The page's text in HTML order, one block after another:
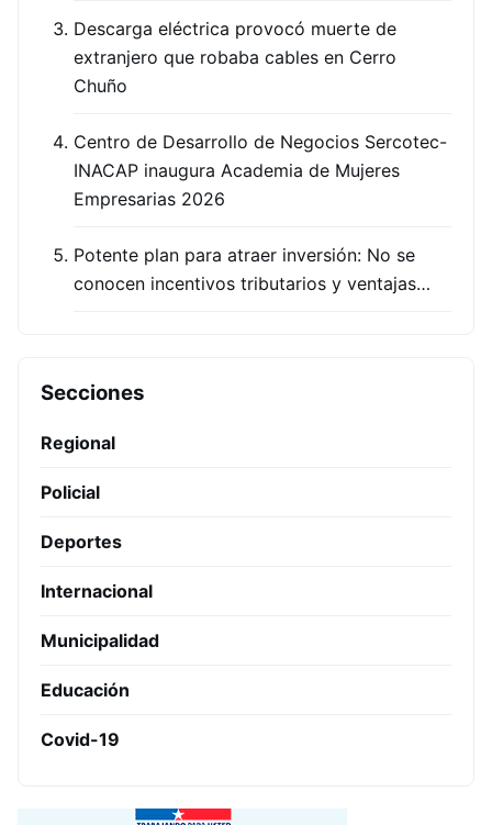
Descarga eléctrica provocó muerte de
extranjero que robaba cables en Cerro
Chuño
Centro de Desarrollo de Negocios Sercotec-
INACAP inaugura Academia de Mujeres
Empresarias 2026
Potente plan para atraer inversión: No se
conocen incentivos tributarios y ventajas…
Secciones
Regional
Policial
Deportes
Internacional
Municipalidad
Educación
Covid-19